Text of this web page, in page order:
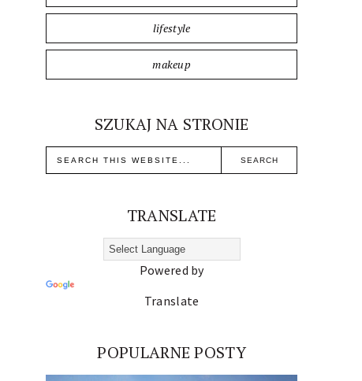
lifestyle
makeup
SZUKAJ NA STRONIE
TRANSLATE
Powered by
Translate
POPULARNE POSTY